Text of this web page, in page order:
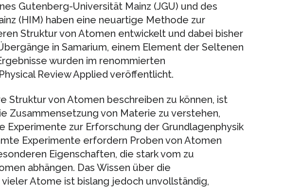
Gutenberg-Universität Mainz (JGU) und des
(HIM) haben eine neuartige Methode zur
Struktur von Atomen entwickelt und dabei bisher
in Samarium, einem Element der Seltenen
wurden im renommierten
Review Applied veröffentlicht.
Struktur von Atomen beschreiben zu können, ist
Zusammensetzung von Materie zu verstehen,
Experimente zur Erforschung der Grundlagenphysik
Experimente erfordern Proben von Atomen
Eigenschaften, die stark vom zu
abhängen. Das Wissen über die
Atome ist bislang jedoch unvollständig,